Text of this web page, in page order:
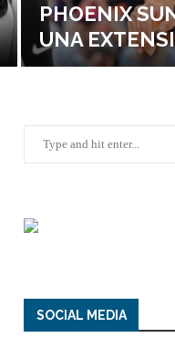
PHOENIX
UNA
SOCIAL MEDIA